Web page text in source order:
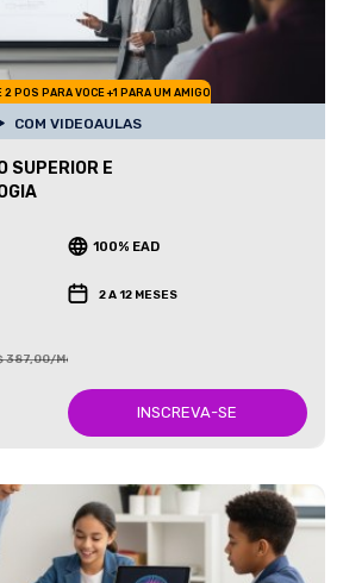
2 POS PARA VOCE +1 PARA UM AMIGO
COM VIDEOAULAS
SUPERIOR E
100% EAD
2 A 12 MESES
387,00/Mês
INSCREVA-SE